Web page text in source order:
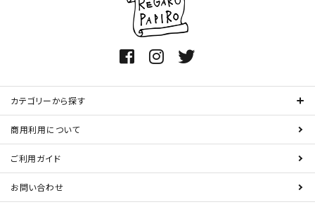
カテゴリーから探す
商用利用について
ご利用ガイド
お問い合わせ